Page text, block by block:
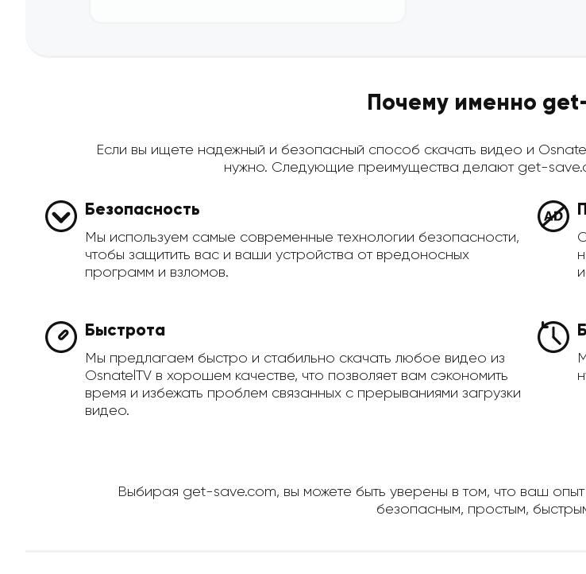
Почему именно
Если вы ищете надежный и безопасный способ скачать видео и
нужно. Следующие преимущества делают get-
Безопасность
Мы используем самые современные технологии безопасности,
чтобы защитить вас и ваши устройства от вредоносных
программ и взломов.
Быстрота
Мы предлагаем быстро и стабильно скачать любое видео из
OsnatelTV в хорошем качестве, что позволяет вам сэкономить
время и избежать проблем связанных с прерываниями загрузки
видео.
Выбирая get-save.com, вы можете быть уверены в том, что ваш
безопасным, простым,